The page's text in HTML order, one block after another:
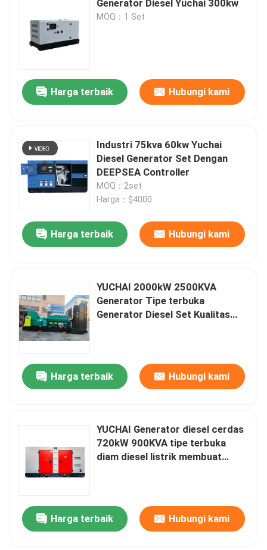
Generator Diesel Yuchai 300kw
MOQ：1 Set
Harga terbaik Hubungi kami
Industri 75kva 60kw Yuchai
Diesel Generator Set Dengan
DEEPSEA Controller
MOQ：2set
Harga：$4000
Harga terbaik Hubungi kami
YUCHAI 2000kW 2500KVA
Generator Tipe terbuka
Generator Diesel Set Kualitas
Harga terbaik Hubungi kami
YUCHAI Generator diesel cerdas
720kW 900KVA tipe terbuka
diam diesel listrik membuat
Harga terbaik Hubungi kami